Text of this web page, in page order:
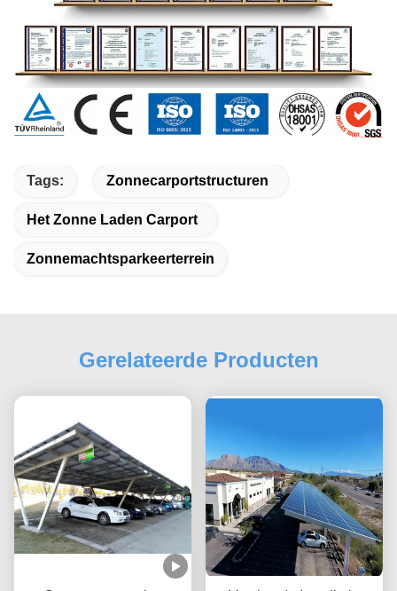
Tags: Zonnecarportstructuren
Het Zonne Laden Carport
Zonnemachtsparkeerterrein
Gerelateerde Producten